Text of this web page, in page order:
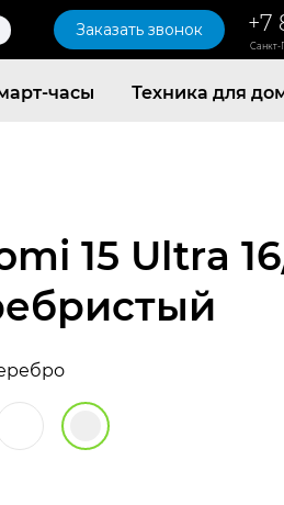
Заказать звонок +7
Санкт-
часы Техника для
15 Ultra